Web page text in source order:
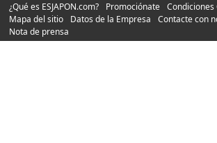
¿Qué es ESJAPON.com?
Promociónate
Mapa del sitio
Datos de la Empresa
Contacte con
Nota de prensa